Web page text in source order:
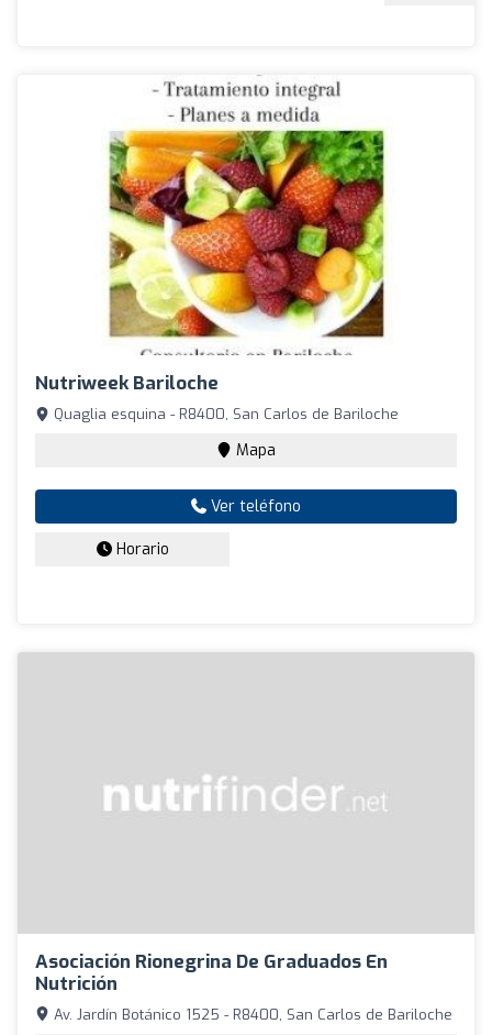
Nutriweek Bariloche
Quaglia esquina - R8400, San Carlos de Bariloche
Mapa
Ver teléfono
Horario
Asociación Rionegrina De Graduados En
Nutrición
Av. Jardín Botánico 1525 - R8400, San Carlos de Bariloche